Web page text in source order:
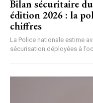
Bilan sécuritaire
édition 2026 : la
chiffres
La Police nationale estime
sécurisation déployées à